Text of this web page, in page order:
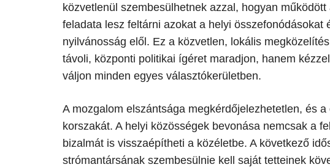
közvetlenül szembesülhetnek azzal, hogyan
feladata lesz feltárni azokat a helyi
nyilvánosság elől. Ez a közvetlen, lokális
távoli, központi politikai ígéret maradjon, hanem
váljon minden egyes választókerületben.
​A mozgalom elszántsága megkérdőjelezhetetlen, és
korszakát. A helyi közösségek bevonása nemcsak a
bizalmát is visszaépítheti a közéletbe. A következő
strómantársának szembesülnie kell saját tetteinek